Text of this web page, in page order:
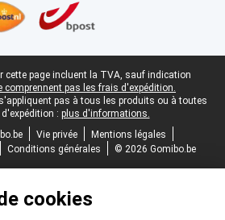
cette page incluent la TVA, sauf indication
comprennent pas les frais d'expédition.
pas à tous les produits ou à toutes
: plus d'informations.
Vie privée
Mentions légales
Conditions générales © 2026 Gomibo.be
cookies